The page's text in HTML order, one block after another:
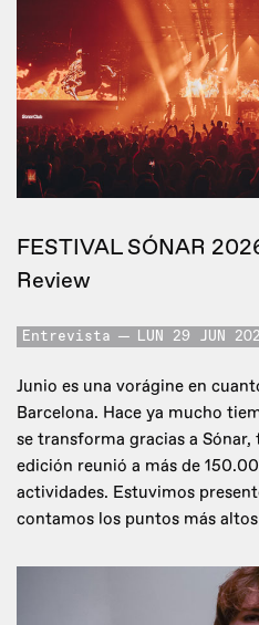
FESTIVAL SÓNAR
Review
Entrevista LUN 29 JUN
Junio es una vorágine en
Barcelona. Hace ya mucho
se transforma gracias a
edición reunió a más de
actividades. Estuvimos
contamos los puntos más